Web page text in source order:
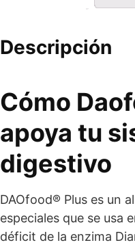
Descripción
Cómo
apoya tu
digestivo
DAOfood® Plus es un
especiales que se usa
déficit de la enzima